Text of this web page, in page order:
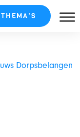
THEMA’S
Dorpsbelangen